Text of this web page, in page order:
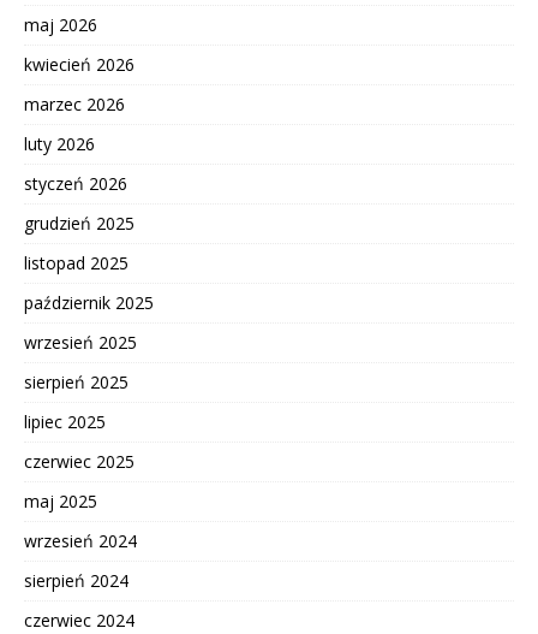
maj 2026
kwiecień 2026
marzec 2026
luty 2026
styczeń 2026
grudzień 2025
listopad 2025
październik 2025
wrzesień 2025
sierpień 2025
lipiec 2025
czerwiec 2025
maj 2025
wrzesień 2024
sierpień 2024
czerwiec 2024